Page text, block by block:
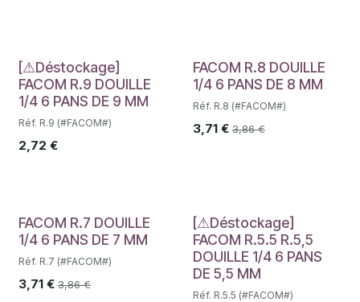
Déstockage
[⚠Déstockage]
FACOM R.9 DOUILLE
1/4 6 PANS DE 9 MM
Réf. R.9 (#FACOM#)
2,72 €
FACOM R.8 DOUILLE
1/4 6 PANS DE 8 MM
Réf. R.8 (#FACOM#)
3,71€ 3,86€
FACOM R.7 DOUILLE
1/4 6 PANS DE 7 MM
Réf. R.7 (#FACOM#)
3,71 € 3,86€
Déstockage
[⚠Déstockage]
FACOM R.5.5 R.5,5
DOUILLE 1/4 6 PANS
DE 5,5 MM
Réf. R.5.5 (#FACOM#)